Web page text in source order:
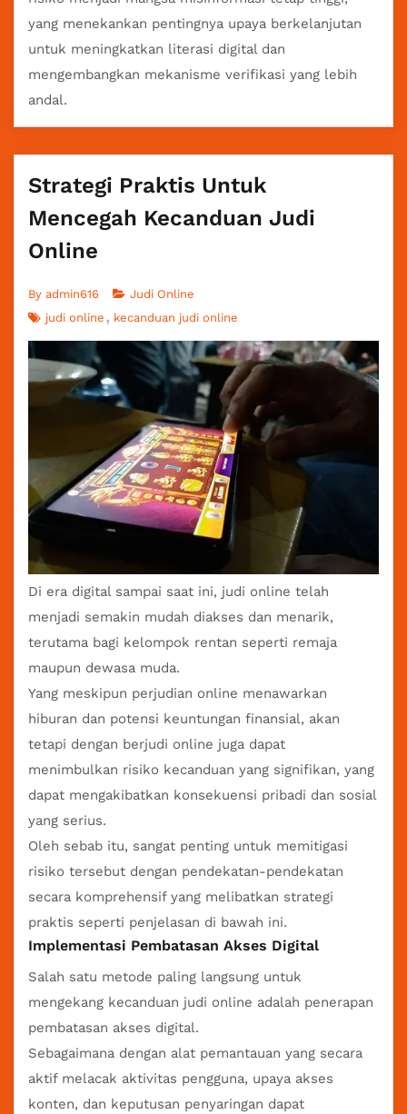
yang menekankan pentingnya upaya berkelanjutan
untuk meningkatkan literasi digital dan
mengembangkan mekanisme verifikasi yang lebih
andal.
Strategi Praktis Untuk
Mencegah Kecanduan Judi
Online
By admin616
Judi Online
judi online
kecanduan judi online
Di era digital sampai saat ini, judi online telah
menjadi semakin mudah diakses dan menarik,
terutama bagi kelompok rentan seperti remaja
maupun dewasa muda.
Yang meskipun perjudian online menawarkan
hiburan dan potensi keuntungan finansial, akan
tetapi dengan berjudi online juga dapat
menimbulkan risiko kecanduan yang signifikan, yang
dapat mengakibatkan konsekuensi pribadi dan sosial
yang serius.
Oleh sebab itu, sangat penting untuk memitigasi
risiko tersebut dengan pendekatan-pendekatan
secara komprehensif yang melibatkan strategi
praktis seperti penjelasan di bawah ini.
Implementasi Pembatasan Akses Digital
Salah satu metode paling langsung untuk
mengekang kecanduan judi online adalah penerapan
pembatasan akses digital.
Sebagaimana dengan alat pemantauan yang secara
aktif melacak aktivitas pengguna, upaya akses
konten, dan keputusan penyaringan dapat